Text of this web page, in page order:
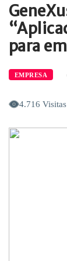
Home
para
EMPRESA
4.716